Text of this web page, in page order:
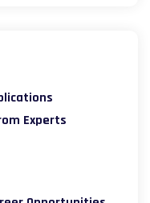
Experts